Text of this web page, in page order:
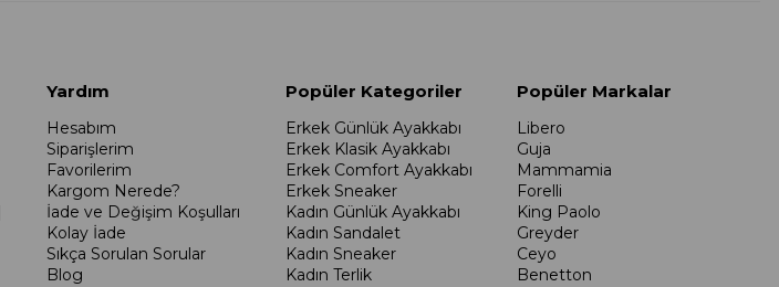
Yardım
Hesabım
Siparişlerim
Favorilerim
Kargom Nerede?
İade ve Değişim Koşulları
Kolay İade
Sıkça Sorulan Sorular
Blog
Popüler Kategoriler
Erkek Günlük Ayakkabı
Erkek Klasik Ayakkabı
Erkek Comfort Ayakkabı
Erkek Sneaker
Kadın Günlük Ayakkabı
Kadın Sandalet
Kadın Sneaker
Kadın Terlik
Popüler Markalar
Libero
Guja
Mammamia
Forelli
King Paolo
Greyder
Ceyo
Benetton